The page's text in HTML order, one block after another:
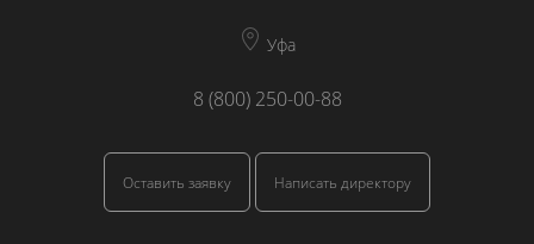
Уфа
8 (800) 250-00-88
Оставить заявку Написать директору